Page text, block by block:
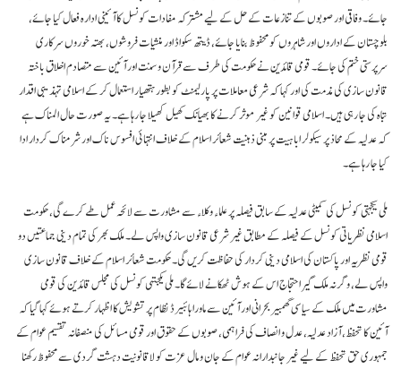
جائے۔ وفاقی اور صوبوں کے تنازعات کے حل کے لیے مشترکہ مفادات کونسل کا آئینی ادارہ فعال کیا جائے،
بلوچستان کے اداروں اور شاہروں کو محفوظ بنایا جائے، ڈیتھ سکواڈ اور منشیات فروشوں، بھتہ خوروں سرکاری
سرپرستی ختم کی جائے۔ قومی قائدین نے حکومت کی طرف سے قرآن و سنت اور آئین سے متصادم اخلاق باختہ
قانون سازی کی مذمت کی اور کہا کہ شرعی معاملات پر پارلیمنٹ کو بطور ہتھیار استعمال کر کے اسلامی تہذیبی اقدار
تباہ کی جا رہی ہیں۔ اسلامی قوانین کو غیر موثر کرنے کا بھیانک کھیل کھیلا جا رہا ہے۔ یہ صورت حال المناک ہے
کہ عدلیہ کے محاذ پر سیکولر اباہیت پر مبنی ذہنیت شعائر اسلام کے خلاف انتہائی افسوس ناک اور شرمناک کردار ادا
کیا جا رہا ہے۔
ملی یکجہتی کونسل کی کمیٹی عدلیہ کے سابق فیصلہ پر علماء وکلاء سے مشاورت سے لائحہ عمل طے کرے گی، حکومت
اسلامی نظریاتی کونسل کے فیصلہ کے مطابق غیر شرعی قانون سازی واپس لے۔ ملک بھر کی تمام دینی جماعتیں دو
قومی نظریہ اور پاکستان کی اسلامی دینی کردار کی حفاظت کریں گی۔ حکومت شعائر اسلام کے خلاف قانون سازی
واپس لے، وگرنہ ملک گیر احتجاج اس کے ہوش ٹھکانے لائے گا۔ ملی یکجتہی کونسل کی مجلس قائدین کی قومی
مشاورت میں ملک کے سیاسی گھمبیر بحرانی اور آئین سے ماورا ہائبیرڈ نظام پر تشویش کا اظہار کرتے ہوئے کہا گیا کہ
آئین کا تحفظ، آزاد عدلیہ، عدل و انصاف کی فراہمی، صوبوں کے حقوق اور قومی مسائل کی منصفانہ تقسیم عوام کے
جمہوری حق تحفظ کے لیے غیر جانبدارانہ عوام کے جان و مال عزت کو لاقانونیت دہشت گردی سے محفوظ رکھنا